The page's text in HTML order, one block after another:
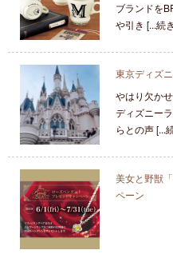
ブランドを
や引き [...続
東京ディズ
やはり欠か
ディズニー
らとの声 [...
美女と野獣
ペーン